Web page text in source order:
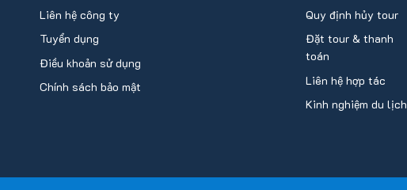
Liên hệ công ty
Tuyển dụng
Điều khoản sử dụng
Chính sách bảo mật
Quy định hủy tour
Đặt tour & thanh
toán
Liên hệ hợp tác
Kinh nghiệm du lịch